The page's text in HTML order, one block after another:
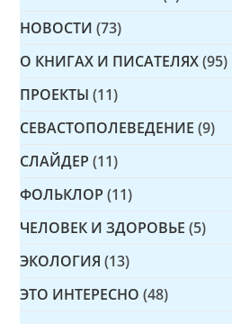
НОВОСТИ (73)
О КНИГАХ И ПИСАТЕЛЯХ (95)
ПРОЕКТЫ (11)
СЕВАСТОПОЛЕВЕДЕНИЕ (9)
СЛАЙДЕР (11)
ФОЛЬКЛОР (11)
ЧЕЛОВЕК И ЗДОРОВЬЕ (5)
ЭКОЛОГИЯ (13)
ЭТО ИНТЕРЕСНО (48)